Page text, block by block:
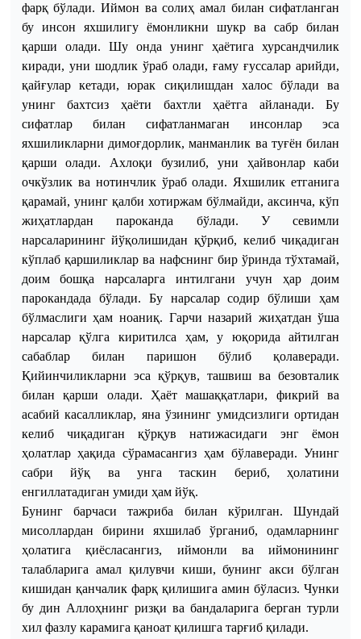
фарқ бўлади. Иймон ва солиҳ амал билан сифатланган
бу
инсон яхшилигу ёмонликни шукр ва сабр
билан
қарши
олади. Шу онда унинг ҳаётига
хурсандчилик
киради, уни шодлик ўраб олади,ғаму ғуссалар арийди,
қайғулар
кетади,юрак сиқилишдан халос бўлади
ва
унинг
бахтсиз ҳаёти бахтли ҳаётга айланади.Бу
сифатлар
билан сифатланмаган инсонлар
эса
яхшиликларни димоғдорлик,манманлик ва туғён билан
қарши
олади.Ахлоқи бузилиб, уни ҳайвонлар
каби
очкўзлик ва нотинчлик ўраб олади.Яхшилик етганига
қарамай, унинг қалби хотиржам бўлмайди,аксинча,кўп
жиҳатлардан
пароканда бўлади. Усевимли
нарсаларининг йўқолишидан қўрқиб, келиб чиқадиган
кўплаб қаршиликлар ва нафснинг бир ўринда тўхтамай,
доим
бошқа нарсаларга интилгани учун ҳар
доим
парокандада
бўлади. Бу нарсалар содир бўлиши
ҳам
бўлмаслиги ҳам ноаниқ. Гарчи назарий жиҳатдан ўша
нарсалар
қўлга киритилса ҳам, у юқорида
айтилган
сабаблар
билан паришон бўлиб қолаверади.
Қийинчиликларни эса қўрқув,ташвиш ва безовталик
билан
қарши олади.Ҳаёт машаққатлари, фикрий
ва
асабий касалликлар, яна ўзининг умидсизлиги ортидан
келиб
чиқадиган қўрқув натижасидаги энг
ёмон
ҳолатлар ҳақида сўрамасангиз ҳам бўлаверади.Унинг
сабри
йўқ ва унга таскин бериб,ҳолатини
енгиллатадиган умиди ҳам йўқ.
Бунинг барчаси тажриба билан кўрилган. Шундай
мисоллардан бирини яхшилаб ўрганиб, одамларнинг
ҳолатига қиёсласангиз, иймонли ва иймонининг
талабларига амал қилувчи киши, бунинг акси бўлган
кишидан қанчалик фарқ қилишига амин бўласиз. Чунки
бу дин Аллоҳнинг ризқи ва бандаларига берган турли
хил фазлу карамига қаноат қилишга тарғиб қилади.